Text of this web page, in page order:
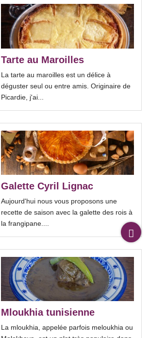
Clou de girofle bio Bâton cannelle
Tarte au Maroilles
La tarte au maroilles est un délice à
déguster seul ou entre amis. Originaire de
Picardie, j'ai...
Galette Cyril Lignac
Aujourd'hui nous vous proposons une
recette de saison avec la galette des rois à
la frangipane....
Mloukhia tunisienne
La mloukhia, appelée parfois meloukhia ou